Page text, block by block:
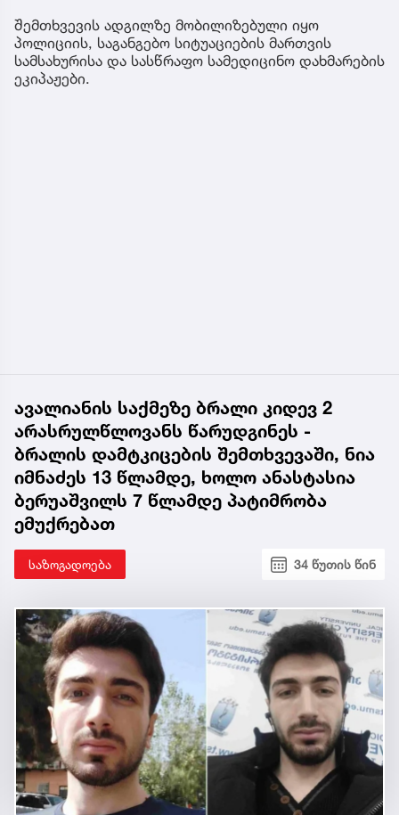
შემთხვევის ადგილზე მობილიზებული იყო
პოლიციის, საგანგებო სიტუაციების მართვის
სამსახურისა და სასწრაფო სამედიცინო დახმარების
ეკიპაჟები.
ავალიანის საქმეზე ბრალი კიდევ 2
არასრულწლოვანს წარუდგინეს -
ბრალის დამტკიცების შემთხვევაში, ნია
იმნაძეს 13 წლამდე, ხოლო ანასტასია
ბერუაშვილს 7 წლამდე პატიმრობა
ემუქრებათ
საზოგადოება 34 წუთის წინ